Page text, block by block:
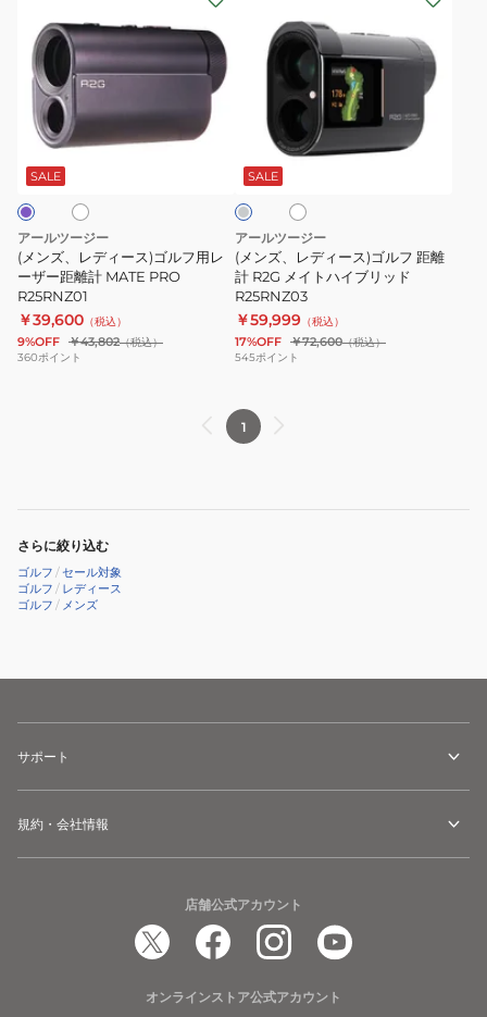
ズ、
レ
ス)
ゴ
ル
フ
用
レ
ー
ザ
PRO
R25RNZ01
SALE
アールツージー
(メンズ、レディース)ゴルフ用レ
ーザー距離計 MATE PRO
R25RNZ01
￥39,600 （税込）
9%OFF ￥43,802（税込）
360ポイント
ス)
ゴ
ル
フ
距
離
計
R2G
イ
ト
ブ
SALE
グ ホ
アールツージー
(メンズ、レディース)ゴルフ 距離
計 R2G メイトハイブリッド
R25RNZ03
￥59,999 （税込）
17%OFF ￥72,600（税込）
545ポイント
1
さらに絞り込む
ゴルフ /セール対象
ゴルフ / レディース
ゴルフ / メンズ
サポート
規約・会社情報
店舗公式アカウント
オンラインストア公式アカウント